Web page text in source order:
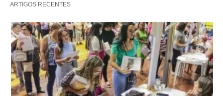
ARTIGOS RECENTES